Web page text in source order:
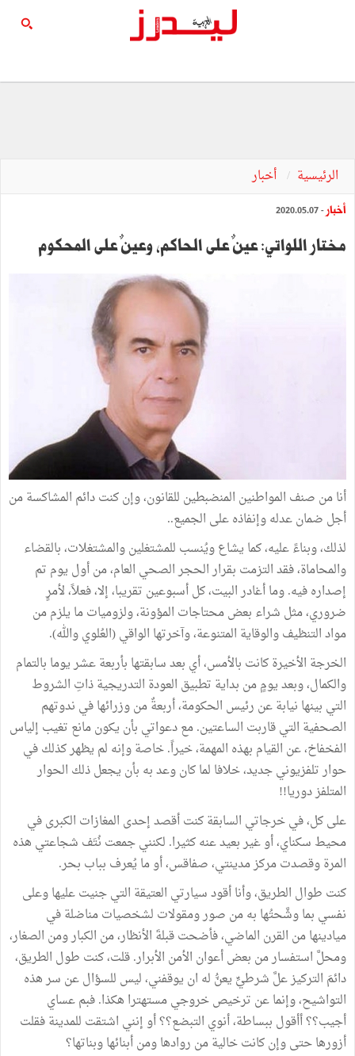
الرئيسية أخبار
أخبار - 2020.05.07
مختار اللواتي: عينٌ على الحاكم، وعينٌ على المحكوم
أنا من صنف المواطنين المنضبطين للقانون، وإن كنت دائم المشاكسة من
أجل ضمان عدله وإنفاذه على الجميع..
لذلك، وبناءً عليه، كما يشاع ويُنسب للمشتغلين والمشتغلات، بالقضاء
والمحاماة، فقد التزمت بقرار الحجر الصحي العام، من أول يوم تم
إصداره فيه. وما أغادر البيت، كل أسبوعين تقريبا، إلا، فعلاً، لأمرٍ
ضروري، مثل شراء بعض محتاجات المؤونة، ولزوميات ما يلزم من
مواد التنظيف والوقاية المتنوعة، وآخرتها الواقي (العُلوي والله).
الخرجة الأخيرة كانت بالأمس، أي بعد سابقتها بأربعة عشر يوما بالتمام
والكمال، وبعد يومٍ من بداية تطبيق العودة التدريجية ذاتِ الشروط
التي بينها نيابة عن رئيس الحكومة، أربعةٌ من وزرائها في ندوتهم
الصحفية التي قاربت الساعتين. مع دعواتي بأن يكون مانع تغيب إلياس
الفخفاخ، عن القيام بهذه المهمة، خيراً. خاصة وإنه لم يظهر كذلك في
حوار تلفزيوني جديد، خلافا لما كان وعد به بأن يجعل ذلك الحوار
المتلفز دوريا!!
على كل، في خرجاتي السابقة كنت أقصد إحدى المغازات الكبرى في
محيط سكناي، أو غير بعيد عنه كثيرا. لكنني جمعت نُتَف شجاعتي هذه
المرة وقصدت مركز مدينتي، صفاقس، أو ما يُعرف بباب بحر.
كنت طوال الطريق، وأنا أقود سيارتي العتيقة التي جنيت عليها وعلى
نفسي بما وشَّحتُها به من صور ومقولات لشخصيات مناضلة في
ميادينها من القرن الماضي، فأضحت قبلةَ الأنظار، من الكبار ومن الصغار،
ومحلَّ استفسار من بعض أعوان الأمن الأبرار. قلت، كنت طول الطريق،
دائمَ التركيز علَّ شرطيٍّ يعنُّ له ان يوقفني، ليس للسؤال عن سر هذه
التواشيح، وإنما عن ترخيص خروجي مستهترا هكذا. فبم عساي
أجيب؟؟ أأقول ببساطة، أنوي التبضع؟؟ أو إنني اشتقت للمدينة فقلت
أزورها حتى وإن كانت خالية من روادها ومن أبنائها وبناتها؟